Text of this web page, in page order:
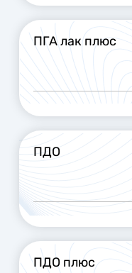
ПГА лак плюс
ПДО
ПДО плюс